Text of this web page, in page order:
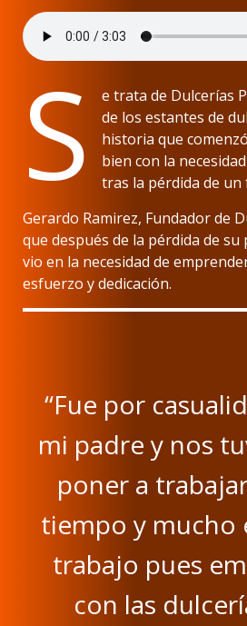
S
e trata de Dulcerías
de los estantes de
historia que
bien con la
tras la pérdida de un
Gerardo Ramirez, Fundador de
que después de la pérdida de su
vio en la necesidad de
esfuerzo y dedicación.
“Fue por
mi padre y nos
poner a
tiempo y mucho
trabajo pues
con las